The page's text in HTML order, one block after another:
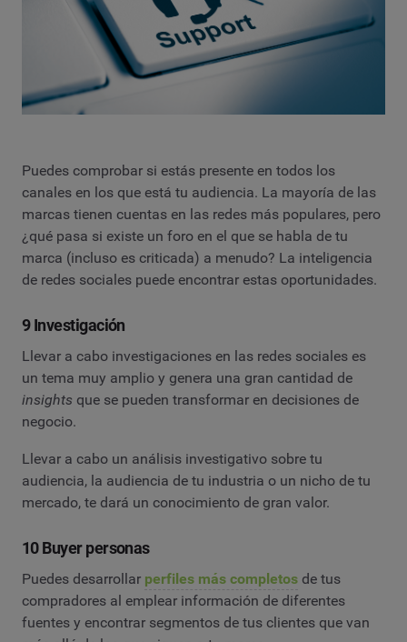
Puedes comprobar si estás presente en todos los
canales en los que está tu audiencia. La mayoría de las
marcas tienen cuentas en las redes más populares, pero
¿qué pasa si existe un foro en el que se habla de tu
marca (incluso es criticada) a menudo? La inteligencia
de redes sociales puede encontrar estas oportunidades.
9 Investigación
Llevar a cabo investigaciones en las redes sociales es
un tema muy amplio y genera una gran cantidad de
insights que se pueden transformar en decisiones de
negocio.
Llevar a cabo un análisis investigativo sobre tu
audiencia, la audiencia de tu industria o un nicho de tu
mercado, te dará un conocimiento de gran valor.
10 Buyer personas
Puedes desarrollar perfiles más completos de tus
compradores al emplear información de diferentes
fuentes y encontrar segmentos de tus clientes que van